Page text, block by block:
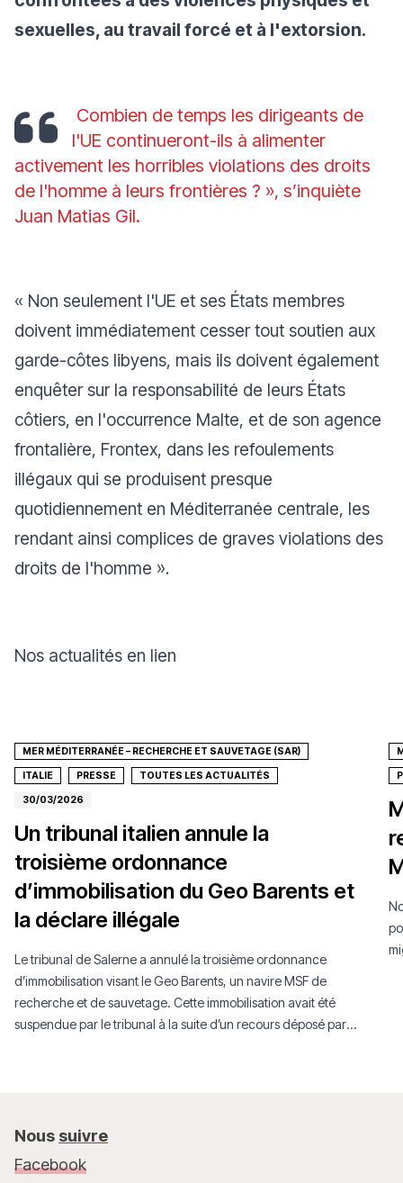
sexuelles, au travail forcé et à l'extorsion.
Combien de temps les dirigeants de
l'UE continueront-ils à alimenter
activement les horribles violations des droits
de l'homme à leurs frontières ? », s’inquiète
Juan Matias Gil.
« Non seulement l'UE et ses États membres
doivent immédiatement cesser tout soutien aux
garde-côtes libyens, mais ils doivent également
enquêter sur la responsabilité de leurs États
côtiers, en l'occurrence Malte, et de son agence
frontalière, Frontex, dans les refoulements
illégaux qui se produisent presque
quotidiennement en Méditerranée centrale, les
rendant ainsi complices de graves violations des
droits de l'homme ».
Nos actualités en lien
MER MÉDITERRANÉE – RECHERCHE ET SAUVETAGE (SAR)
ITALIE PRESSE TOUTES LES ACTUALITÉS
30/03/2026
Un tribunal italien annule la
troisième ordonnance
d’immobilisation du Geo Barents et
la déclare illégale
Le tribunal de Salerne a annulé la troisième ordonnance
d’immobilisation visant le Geo Barents, un navire MSF de
recherche et de sauvetage. Cette immobilisation avait été
suspendue par le tribunal à la suite d’un recours déposé par
Nous suivre
Facebook